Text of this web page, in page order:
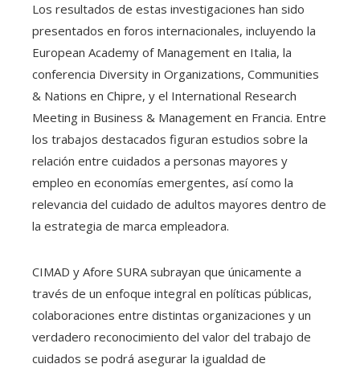
Los resultados de estas investigaciones han sido
presentados en foros internacionales, incluyendo la
European Academy of Management en Italia, la
conferencia Diversity in Organizations, Communities
& Nations en Chipre, y el International Research
Meeting in Business & Management en Francia. Entre
los trabajos destacados figuran estudios sobre la
relación entre cuidados a personas mayores y
empleo en economías emergentes, así como la
relevancia del cuidado de adultos mayores dentro de
la estrategia de marca empleadora.
CIMAD y Afore SURA subrayan que únicamente a
través de un enfoque integral en políticas públicas,
colaboraciones entre distintas organizaciones y un
verdadero reconocimiento del valor del trabajo de
cuidados se podrá asegurar la igualdad de